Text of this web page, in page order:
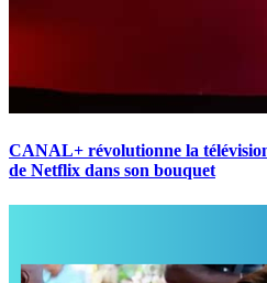
CANAL+ révolutionne la
de Netflix dans son bouquet